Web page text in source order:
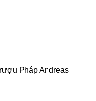
Pháp Andreas